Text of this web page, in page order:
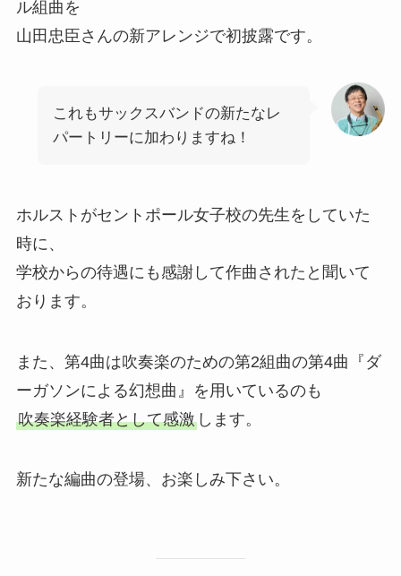
ル組曲を
山田忠臣さんの新アレンジで初披露です。
これもサックスバンドの新たなレ
パートリーに加わりますね！
ホルストがセントポール女子校の先生をしていた
時に、
学校からの待遇にも感謝して作曲されたと聞いて
おります。
また、第4曲は吹奏楽のための第2組曲の第4曲『ダ
ーガソンによる幻想曲』を用いているのも
吹奏楽経験者として感激します。
新たな編曲の登場、お楽しみ下さい。